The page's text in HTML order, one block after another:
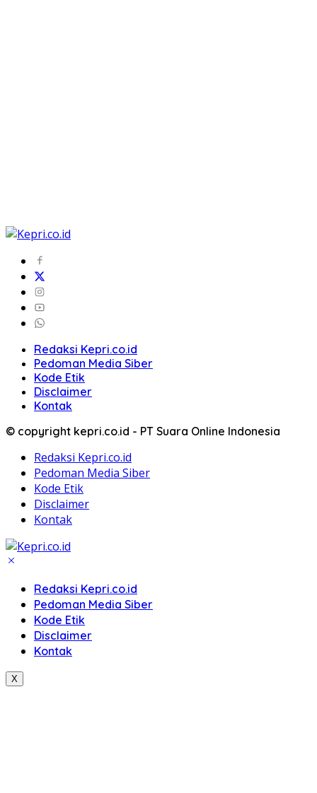
Redaksi Kepri.co.id
Pedoman Media Siber
Kode Etik
Disclaimer
Kontak
© copyright kepri.co.id - PT Suara Online Indonesia
Redaksi Kepri.co.id
Pedoman Media Siber
Kode Etik
Disclaimer
Kontak
Redaksi Kepri.co.id
Pedoman Media Siber
Kode Etik
Disclaimer
Kontak
X